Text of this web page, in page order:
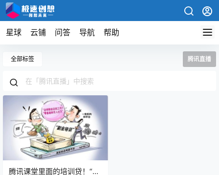
星球 云铺 问答 导航 帮助
全部标签 腾讯直播
腾讯课堂里面的培训贷！“先